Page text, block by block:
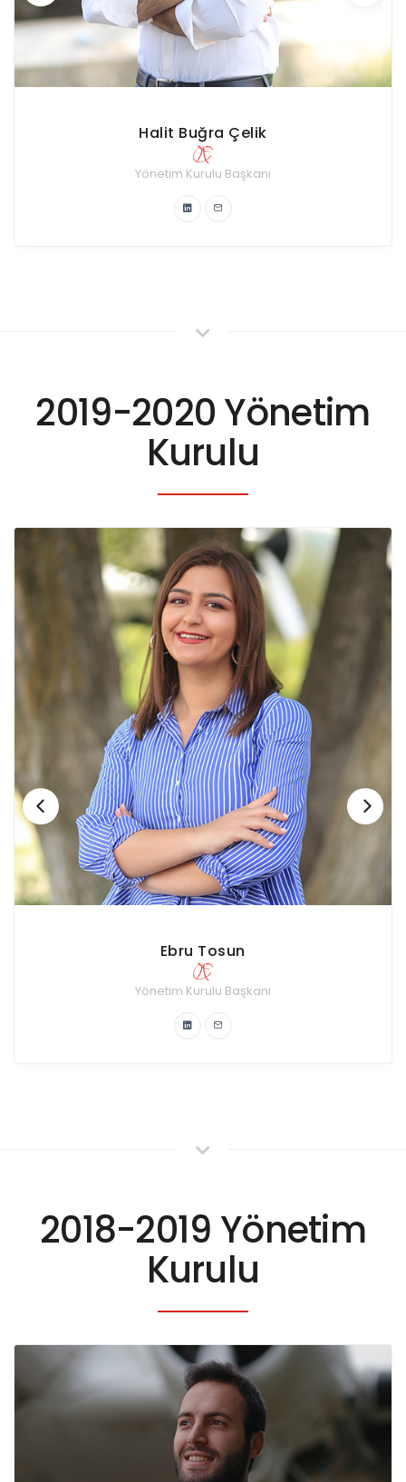
Zeynep Eslem Bağatır
Kurumsal İlişkiler Komitesi
Yönetim Kurulu Üyesi
2019-2020 Yönetim
Kurulu
Ertuğrul Çalış
Kurumsal İlişkiler Komitesi
Yönetim Kurulu Üyesi
2018-2019 Yönetim
Kurulu